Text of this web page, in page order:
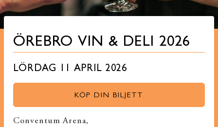
ÖREBRO VIN & DELI 2026
LÖRDAG 11 APRIL 2026
KÖP DIN BILJETT
Conventum Arena,